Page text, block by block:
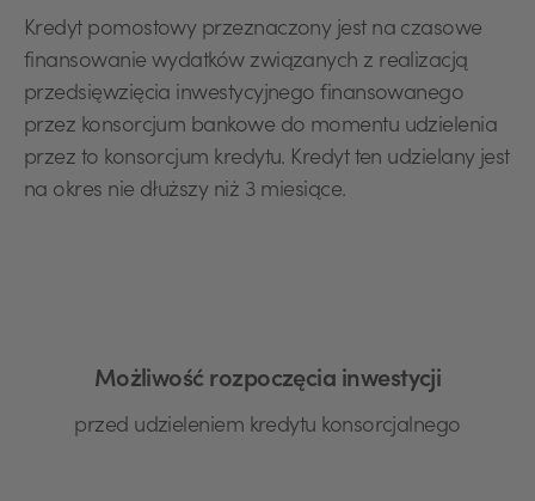
Kredyt pomostowy przeznaczony jest na czasowe
finansowanie wydatków związanych z realizacją
przedsięwzięcia inwestycyjnego finansowanego
przez konsorcjum bankowe do momentu udzielenia
przez to konsorcjum kredytu. Kredyt ten udzielany jest
na okres nie dłuższy niż 3 miesiące.
Możliwość rozpoczęcia inwestycji
przed udzieleniem kredytu konsorcjalnego